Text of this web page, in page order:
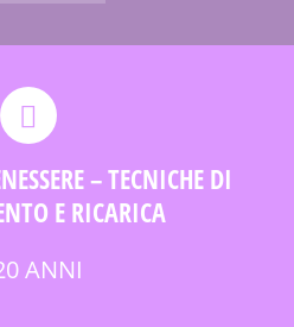
– TECNICHE DI
E RICARICA
ANNI